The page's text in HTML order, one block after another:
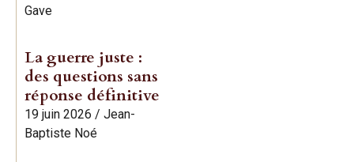
Gave
La guerre juste :
des questions sans
réponse définitive
19 juin 2026 / Jean-
Baptiste Noé